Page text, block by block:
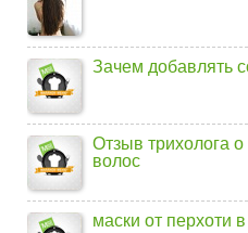
Зачем добавлять
Отзыв трихолога о
волос
маски от перхоти